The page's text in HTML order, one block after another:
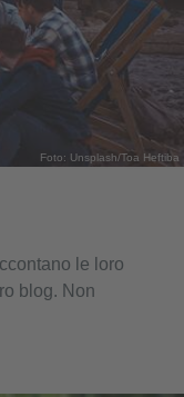
Foto: Unsplash/Toa Heftiba
le loro
blog. Non